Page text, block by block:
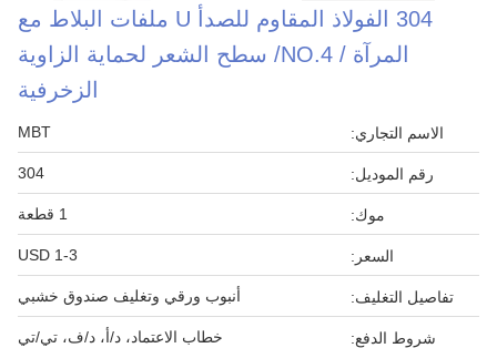
304 الفولاذ المقاوم للصدأ U ملفات البلاط مع
المرآة / NO.4/ سطح الشعر لحماية الزاوية
الزخرفية
الاسم التجاري: MBT
رقم الموديل: 304
موك: 1 قطعة
السعر: 1-3 USD
تفاصيل التغليف: أنبوب ورقي وتغليف صندوق خشبي
شروط الدفع: خطاب الاعتماد، د/أ، د/ف، تي/تي